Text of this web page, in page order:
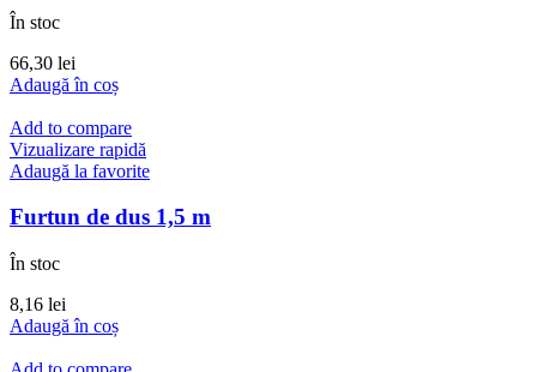
În stoc
66,30 lei
Adaugă în coș
Add to compare
Vizualizare rapidă
Adaugă la favorite
Furtun de dus 1,5 m
În stoc
8,16 lei
Adaugă în coș